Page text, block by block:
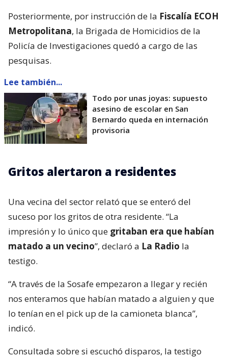
Posteriormente, por instrucción de la Fiscalía ECOH
Metropolitana, la Brigada de Homicidios de la
Policía de Investigaciones quedó a cargo de las
pesquisas.
Lee también...
Todo por unas joyas: supuesto
asesino de escolar en San
Bernardo queda en internación
provisoria
Gritos alertaron a residentes
Una vecina del sector relató que se enteró del
suceso por los gritos de otra residente. “La
impresión y lo único que gritaban era que habían
matado a un vecino”, declaró a La Radio la
testigo.
“A través de la Sosafe empezaron a llegar y recién
nos enteramos que habían matado a alguien y que
lo tenían en el pick up de la camioneta blanca”,
indicó.
Consultada sobre si escuchó disparos, la testigo